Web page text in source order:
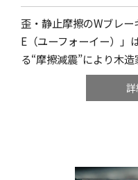
歪・静止摩擦のWブレ
E（ユーフォーイー）」
る“摩擦減震”により木造